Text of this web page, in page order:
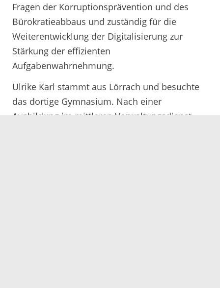
Fragen der Korruptionsprävention und des
Bürokratieabbaus und zuständig für die
Weiterentwicklung der Digitalisierung zur
Stärkung der effizienten
Aufgabenwahrnehmung.
Ulrike Karl stammt aus Lörrach und besuchte
das dortige Gymnasium. Nach einer
Ausbildung im mittleren Verwaltungsdienst